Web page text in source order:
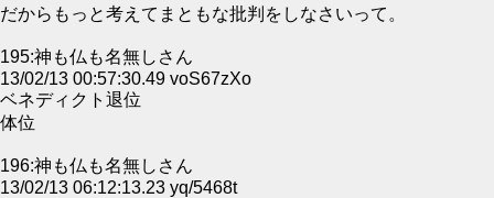
だからもっと考えてまともな批判をしなさいって。
195:神も仏も名無しさん
13/02/13 00:57:30.49 voS67zXo
ベネディクト退位
体位
196:神も仏も名無しさん
13/02/13 06:12:13.23 yq/5468t